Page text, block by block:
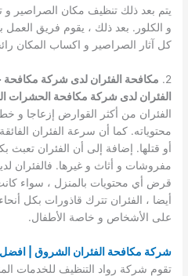
يتم بعد ذلك تنظيف مكان الصراصير و
و الكلور. بعد ذلك ، يقوم فريق العمل
كل آثار الصراصير و اكساب المكان
2. مكافحة الفئران لدى شركة
الفئران لدى شركة مكافحة الحشرات
الفئران من أكثر القوارض إزعاجا و
محتوياته. كما أن سرعة الفئران
أو قتلها. إضافة إلى أن الفئران تعبث
مفروشات و أثاث و غيرها. فالفئران
قرض أي محتويات بالمنزل ، سواء
أيضا ، الفئران تترك قاذورات بكل
على الأشخاص و خاصة الأطفال.
شركة مكافحة الفئران الشروق |
تقوم شركة رواد التنظيف للخدمات